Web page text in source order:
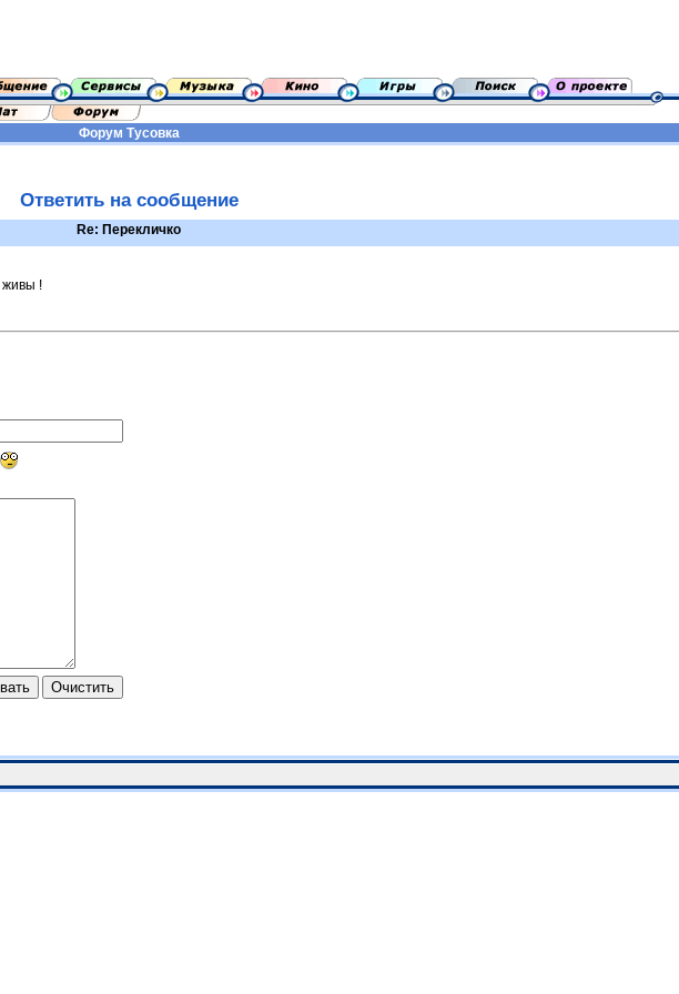
Форум Тусовка
Ответить на сообщение
Re: Перекличко
живы !